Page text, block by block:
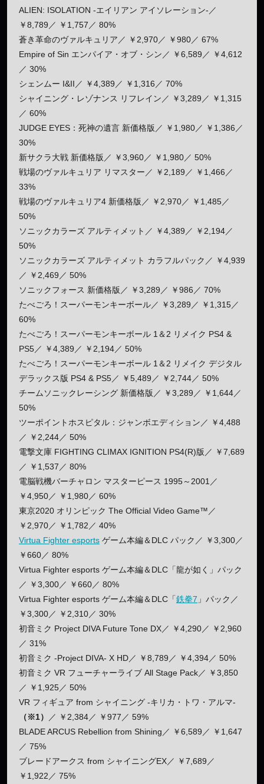
ALIEN: ISOLATION -エイリアン アイソレーション-／
￥8,789／ ￥1,757／ 80%
蒼き革命のヴァルキュリア／ ￥2,970／ ￥980／ 67%
Empire of Sin エンパイア・オブ・シン／ ￥6,589／ ￥4,612
／ 30%
シェンムー I&II／ ￥4,389／ ￥1,316／ 70%
シャイニング・レゾナンス リフレイン／ ￥3,289／ ￥1,315
／ 60%
JUDGE EYES：死神の遺言 新価格版／ ￥1,980／ ￥1,386／
30%
新サクラ大戦 新価格版／ ￥3,960／ ￥1,980／ 50%
戦場のヴァルキュリア リマスター／ ￥2,189／ ￥1,466／
33%
戦場のヴァルキュリア4 新価格版／ ￥2,970／ ￥1,485／
50%
ソニックカラーズ アルティメット／ ￥4,389／ ￥2,194／
50%
ソニックカラーズ アルティメット カラフルパック／ ￥4,939
／ ￥2,469／ 50%
ソニックフォース 新価格版／ ￥3,289／ ￥986／ 70%
たべごろ！スーパーモンキーボール／ ￥3,289／ ￥1,315／
60%
たべごろ！スーパーモンキーボール 1＆2 リメイク PS4 &
PS5／ ￥4,389／ ￥2,194／ 50%
たべごろ！スーパーモンキーボール 1＆2 リメイク デジタル
デラックス版 PS4 & PS5／ ￥5,489／ ￥2,744／ 50%
チームソニックレーシング 新価格版／ ￥3,289／ ￥1,644／
50%
ツーポイントホスピタル：ジャンボエディション／ ￥4,488
／ ￥2,244／ 50%
電撃文庫 FIGHTING CLIMAX IGNITION PS4(R)版／ ￥7,689
／ ￥1,537／ 80%
電脳戦機バーチャロン マスターピース 1995～2001／
￥4,950／ ￥1,980／ 60%
東京2020 オリンピック The Official Video Game™／
￥2,970／ ￥1,782／ 40%
Virtua Fighter esports ゲーム本編＆DLC パック／ ￥3,300／
￥660／ 80%
Virtua Fighter esports ゲーム本編＆DLC「龍が如く」パック
／ ￥3,300／ ￥660／ 80%
Virtua Fighter esports ゲーム本編＆DLC「鉄拳7 」パック／
￥3,300／ ￥2,310／ 30%
初音ミク Project DIVA Future Tone DX／ ￥4,290／ ￥2,960
／ 31%
初音ミク -Project DIVA- X HD／ ￥8,789／ ￥4,394／ 50%
初音ミク VR フューチャーライブ All Stage Pack／ ￥3,850
／ ￥1,925／ 50%
VR フィギュア from シャイニング -キリカ・トワ・アルマ-
（※1）
／ ￥2,384／ ￥977／ 59%
BLADE ARCUS Rebellion from Shining／ ￥6,589／ ￥1,647
／ 75%
ブレードアークス from シャイニングEX／ ￥7,689／
￥1,922／ 75%